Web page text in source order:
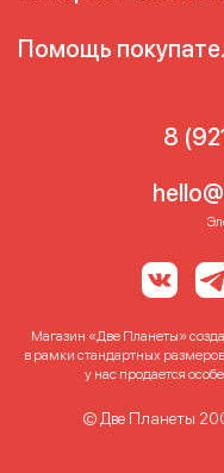
Помощь
8
Магазин «Две Планеты»
в рамки стандартных
у нас продается
© Две Планеты